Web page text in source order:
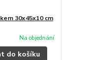
30x45x10 cm
Na objednání
do košíku